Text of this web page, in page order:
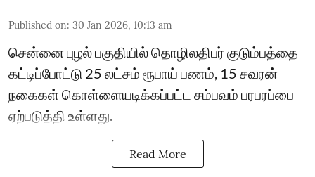
Published on: 30 Jan 2026, 10:13 am
சென்னை புழல் பகுதியில் தொழிலதிபர் குடும்பத்தை
கட்டிப்போட்டு 25 லட்சம் ரூபாய் பணம், 15 சவரன்
நகைகள் கொள்ளையடிக்கப்பட்ட சம்பவம் பரபரப்பை
ஏற்படுத்தி உள்ளது.
Read More